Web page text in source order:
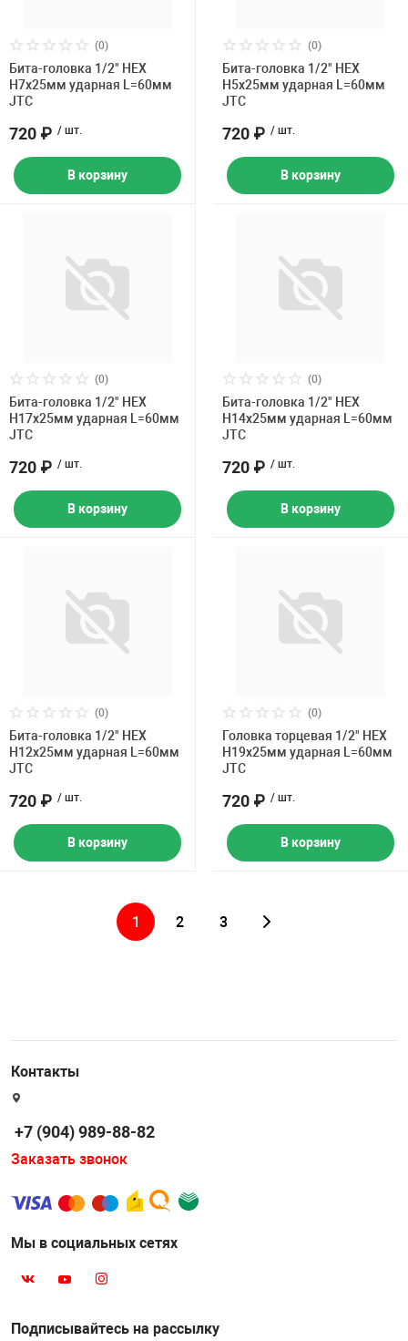
(0)
Бита-головка 1/2" HEX
H7х25мм ударная L=60мм
JTC
720 ₽ / шт.
В корзину
(0)
Бита-головка 1/2" HEX
H5х25мм ударная L=60мм
JTC
720 ₽ / шт.
В корзину
(0)
Бита-головка 1/2" HEX
H17х25мм ударная L=60мм
JTC
720 ₽ / шт.
В корзину
(0)
Бита-головка 1/2" HEX
H14х25мм ударная L=60мм
JTC
720 ₽ / шт.
В корзину
(0)
Бита-головка 1/2" HEX
H12х25мм ударная L=60мм
JTC
720 ₽ / шт.
В корзину
(0)
Головка торцевая 1/2" HEX
H19х25мм ударная L=60мм
JTC
720 ₽ / шт.
В корзину
1 2 3
Контакты
+7 (904) 989-88-82
Заказать звонок
Мы в социальных сетях
Подписывайтесь на рассылку